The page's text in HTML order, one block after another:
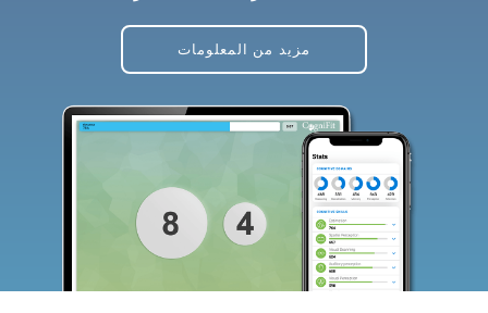
مزيد من المعلومات